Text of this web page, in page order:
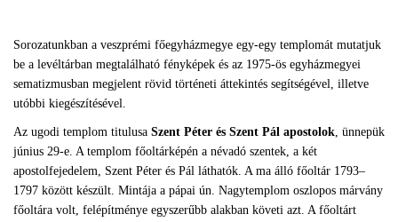
Sorozatunkban a veszprémi főegyházmegye egy-egy templomát mutatjuk
be a levéltárban megtalálható fényképek és az 1975-ös egyházmegyei
sematizmusban megjelent rövid történeti áttekintés segítségével, illetve
utóbbi kiegészítésével.
Az ugodi templom titulusa Szent Péter és Szent Pál apostolok, ünnepük
június 29-e. A templom főoltárképén a névadó szentek, a két
apostolfejedelem, Szent Péter és Pál láthatók. A ma álló főoltár 1793–
1797 között készült. Mintája a pápai ún. Nagytemplom oszlopos márvány
főoltára volt, felépítménye egyszerűbb alakban követi azt. A főoltárt